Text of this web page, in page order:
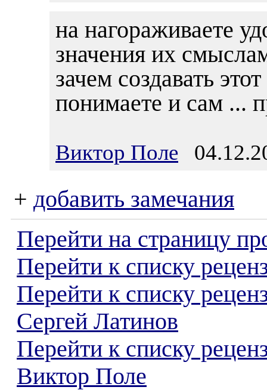
на нагораживаете
значения их
зачем создавать
понимаете и сам ...
Виктор Поле
+ добавить замечания
Перейти на страницу
Перейти к списку
Перейти к списку
Сергей Латинов
Перейти к списку
Виктор Поле